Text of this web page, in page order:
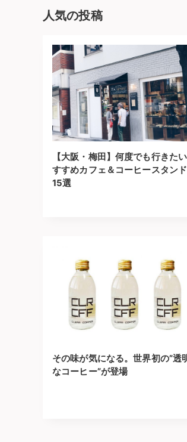
人気の投稿
【大阪・梅田】何度でも行きた
すすめカフェ＆コーヒースタンド
15選
その味が気になる。世界初の”透
なコーヒー”が登場